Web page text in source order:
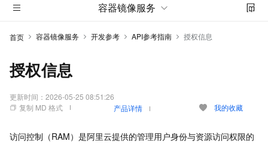
容器镜像服务
首页 容器镜像服务 开发参考 API参考指南 授权信息
授权信息
更新时间： 2026-05-25 08:51:26
复制 MD 格式
产品详情 我的收藏
访问控制（RAM）是阿里云提供的管理用户身份与资源访问权限的